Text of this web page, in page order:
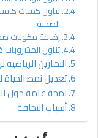
تناول كميات
الصحية
إضافة مكونات
تناول المشروبات
التمارين الرياضية
تعديل نمط الحياة
لمحة عامة حول
أسباب النحافة